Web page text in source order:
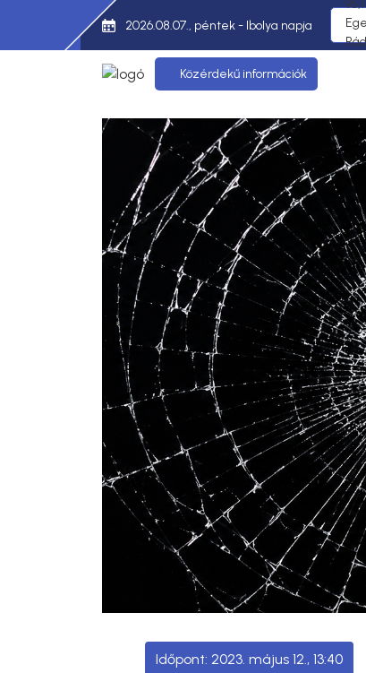
2026.08.07., péntek - Ibolya napja
Közérdekű információk
2023. május 12., 13:40